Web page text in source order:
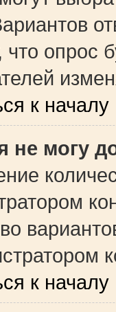
что опрос
к началу
не могу
к началу